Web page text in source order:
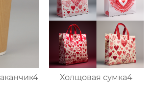
Холщовая сумка4